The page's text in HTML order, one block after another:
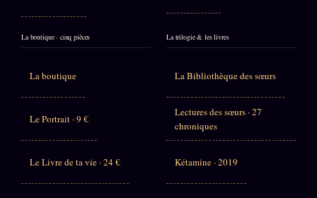
La boutique · cinq pièces
La boutique
Le Portrait · 9 €
Le Livre de ta vie · 24 €
La trilogie & les livres
La Bibliothèque des sœurs
Lectures des sœurs · 27
chroniques
Kétamine · 2019